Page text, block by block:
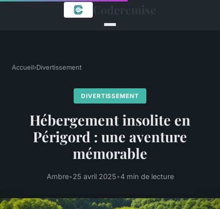
Accueil›Divertissement
DIVERTISSEMENT
Hébergement insolite en
Périgord : une aventure
mémorable
Ambre•25 avril 2025•4 min de lecture